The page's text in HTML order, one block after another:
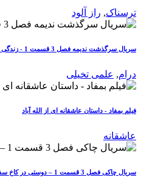
ترسناک, راز آلود
سریال سرگذشت ندیمه فصل 3 قسمت 1 - زندگی در دنیای تاریک
درام, علمی تخیلی
فیلم بمفاد - داستان عاشقانه ای از الله آباد
عاشقانه
سریال چاکی فصل 3 قسمت 1 – دوستی در کاخ سفید